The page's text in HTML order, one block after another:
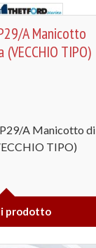
A Manicotto
TIPO)
A Manicotto di
TIPO)
prodotto